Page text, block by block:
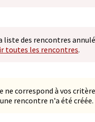
liste des rencontres
toutes les rencontres.
ne correspond à vos
rencontre n'a été créée.